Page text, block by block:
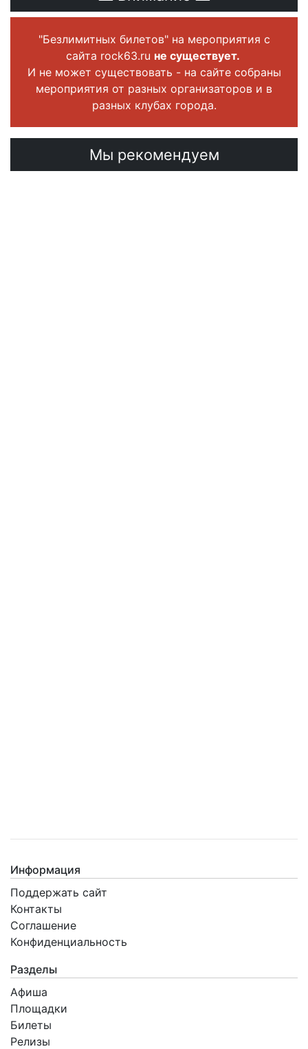
"Безлимитных билетов" на мероприятия с
сайта rock63.ru не существует.
И не может существовать - на сайте собраны
мероприятия от разных организаторов и в
разных клубах города.
Мы рекомендуем
Информация
Поддержать сайт
Контакты
Соглашение
Конфиденциальность
Разделы
Афиша
Площадки
Билеты
Релизы